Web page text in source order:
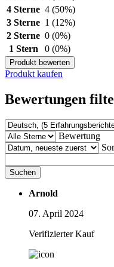
4 Sterne 4 (50%)
3 Sterne 1 (12%)
2 Sterne 0 (0%)
1 Stern
0 (0%)
Produkt bewerten
Produkt kaufen
Bewertungen
Bewertung
Suchen
Arnold
07. April 2024
Verifizierter Kauf